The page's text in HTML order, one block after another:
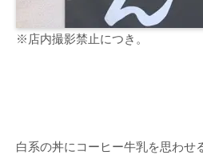
※店内撮影禁止につき。
白系の丼にコーヒー牛乳を思わせ